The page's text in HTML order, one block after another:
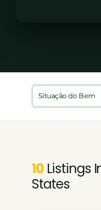
10Listings
States